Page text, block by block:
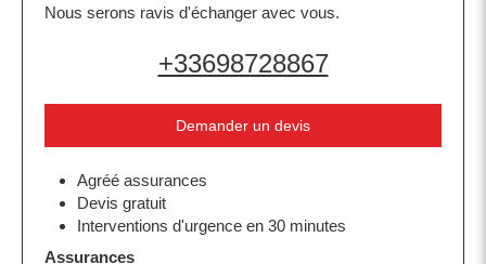
Nous serons ravis d'échanger avec vous.
+33698728867
Demander un devis
Agréé assurances
Devis gratuit
Interventions d'urgence en 30 minutes
Assurances